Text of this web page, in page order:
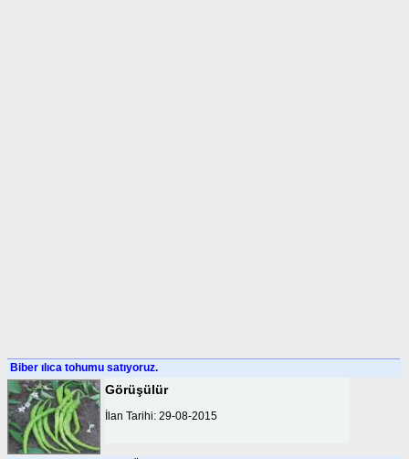
Biber ılıca tohumu satıyoruz.
Görüşülür
İlan Tarihi: 29-08-2015